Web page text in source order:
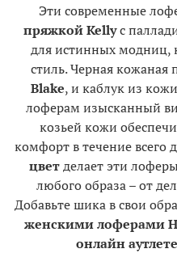
Эти современные
пряжкой Kellyс
для истинных модниц,
стиль. Черная
Blake, и каблук из
лоферам изысканный
козьей кожи
комфорт в течение всего
цветделает эти
любого образа – от
Добавьте шика в свои
женскими лоферами
онлайн